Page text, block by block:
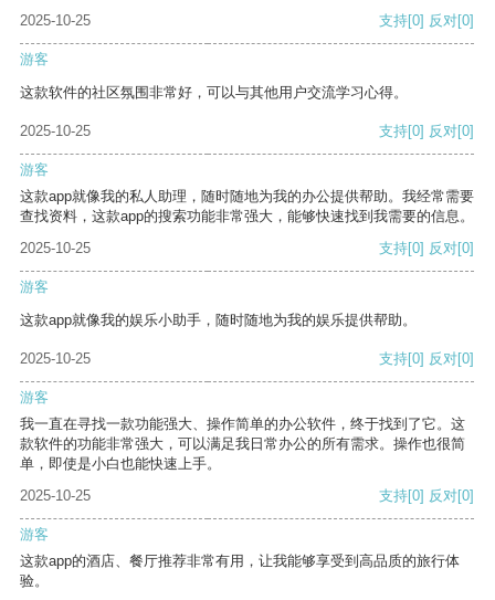
2025-10-25 支持[0] 反对[0]
游客
这款软件的社区氛围非常好，可以与其他用户交流学习心得。
2025-10-25 支持[0] 反对[0]
游客
这款app就像我的私人助理，随时随地为我的办公提供帮助。我经常需要
查找资料，这款app的搜索功能非常强大，能够快速找到我需要的信息。
2025-10-25
支持[0] 反对[0]
游客
这款app就像我的娱乐小助手，随时随地为我的娱乐提供帮助。
2025-10-25 支持[0] 反对[0]
游客
我一直在寻找一款功能强大、操作简单的办公软件，终于找到了它。这
款软件的功能非常强大，可以满足我日常办公的所有需求。操作也很简
单，即使是小白也能快速上手。
2025-10-25
支持[0] 反对[0]
游客
这款app的酒店、餐厅推荐非常有用，让我能够享受到高品质的旅行体
验。